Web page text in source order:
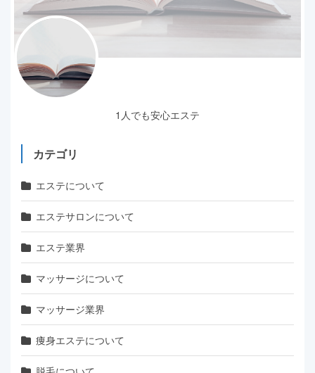
1人でも安心エステ
カテゴリ
エステについて
エステサロンについて
エステ業界
マッサージについて
マッサージ業界
痩身エステについて